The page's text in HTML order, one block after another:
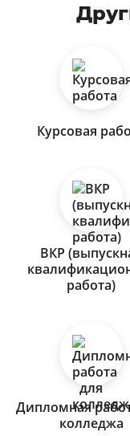
Курсовая
ВКР
работа)
Дипломная
колледжа